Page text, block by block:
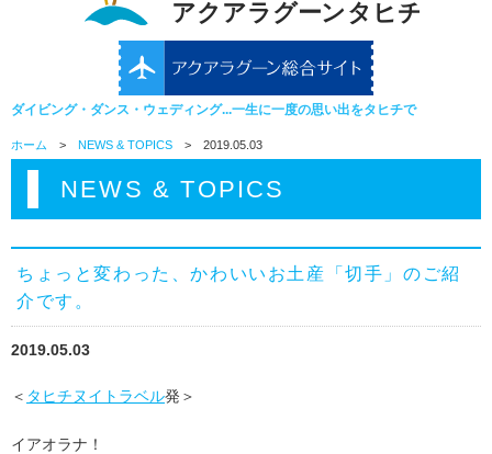
ダイビング・ダンス・ウェディング...一生に一度の思い出をタヒチで
ホーム > NEWS & TOPICS > 2019.05.03
NEWS & TOPICS
ちょっと変わった、かわいいお土産「切手」のご紹
介です。
2019.05.03
＜ タヒチヌイトラベル発＞
イアオラナ！